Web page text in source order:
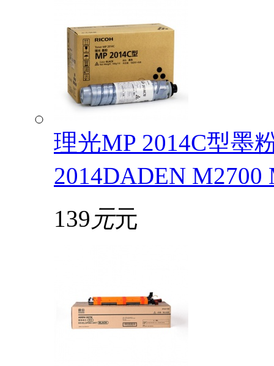
理光MP 2014C型墨
2014DADEN
139 元元